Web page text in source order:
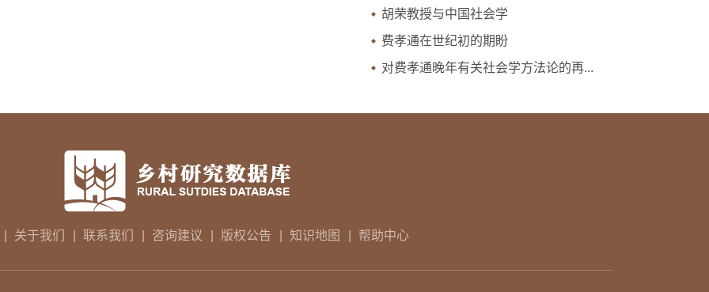
胡荣教授与中国社会学
费孝通在世纪初的期盼
对费孝通晚年有关社会学方法论的再...
关于我们 联系我们 咨询建议 版权公告 知识地图 帮助中心